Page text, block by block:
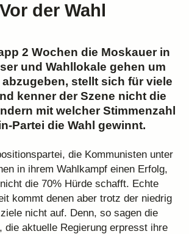
Vor der Wahl
2 Wochen die Moskauer in
und Wahllokale gehen um
abzugeben, stellt sich für viele
kenner der Szene nicht die
mit welcher Stimmenzahl
Partei die Wahl gewinnt.
die Kommunisten unter
in ihrem Wahlkampf einen Erfolg,
die 70% Hürde schafft. Echte
kommt denen aber trotz der niedrig
nicht auf. Denn, so sagen die
die aktuelle Regierung erpresst ihre